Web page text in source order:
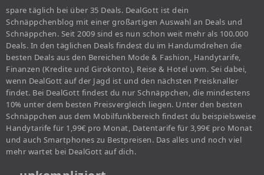
spare täglich bei über 35 Deals. DealGott ist dein
Schnäppchenblog mit einer großartigen Auswahl an Deals und
Schnäppchen. Seit 2009 sind es nun schon weit mehr als 100.000
Deals. In den täglichen Deals findest du im Handumdrehen die
besten Deals aus den Bereichen Mode & Fashion, Handytarife,
Finanzen (Kredite und Girokonto), Reise & Hotel uvm. Sei dabei,
wenn DealGott auf der Jagd ist und den nächsten Preisknaller
findet. Bei DealGott findest du nur Schnäppchen, die mindestens
10% unter dem besten Preisvergleich liegen. Unter den besten
Schnäppchen aus dem Mobilfunkbereich findest du beispielsweise
Handytarife für 1,99€ pro Monat, Datentarife für 3,99€ pro Monat
und auch Smartphones zu Bestpreisen. Das alles und noch viel
mehr wartet bei DealGott auf dich.